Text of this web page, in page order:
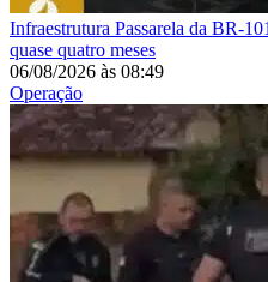
Infraestrutura Passarela da BR-
quase quatro meses
06/08/2026 às 08:49
Operação